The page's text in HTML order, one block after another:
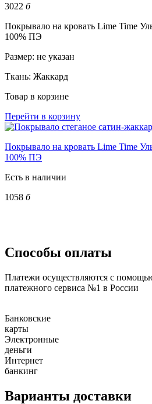
3022 б
Покрывало на кровать Lime Time
100% ПЭ
Размер: не указан
Ткань: Жаккард
Товар в корзине
Перейти в корзину
Покрывало на кровать Lime Time
100% ПЭ
Есть в наличии
1058 б
Способы оплаты
Платежи осуществляются с
платежного сервиса №1 в России
Банковские
карты
Электронные
деньги
Интернет
банкинг
Варианты доставки